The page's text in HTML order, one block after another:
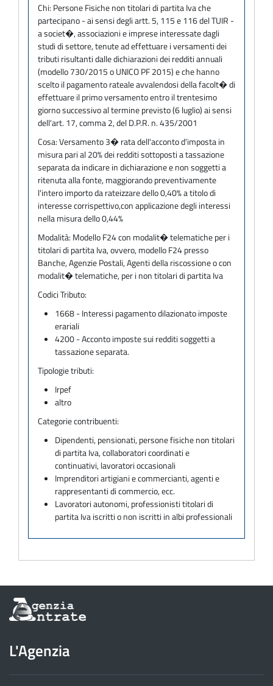
Chi: Persone Fisiche non titolari di partita Iva che
partecipano - ai sensi degli artt. 5, 115 e 116 del TUIR -
a societ�, associazioni e imprese interessate dagli
studi di settore, tenute ad effettuare i versamenti dei
tributi risultanti dalle dichiarazioni dei redditi annuali
(modello 730/2015 o UNICO PF 2015) e che hanno
scelto il pagamento rateale avvalendosi della facolt� di
effettuare il primo versamento entro il trentesimo
giorno successivo al termine previsto (6 luglio) ai sensi
dell'art. 17, comma 2, del D.P.R. n. 435/2001
Cosa:Versamento 3� rata dell'acconto d'imposta in
misura pari al 20% dei redditi sottoposti a tassazione
separata da indicare in dichiarazione e non soggetti a
ritenuta alla fonte, maggiorando preventivamente
l'intero importo da rateizzare dello 0,40% a titolo di
interesse corrispettivo,con applicazione degli interessi
nella misura dello 0,44%
Modalità: Modello F24 con modalit� telematiche per i
titolari di partita Iva, ovvero, modello F24 presso
Banche, Agenzie Postali, Agenti della riscossione o con
modalit� telematiche, per i non titolari di partita Iva
Codici Tributo:
1668 - Interessi pagamento dilazionato imposte
erariali
4200 - Acconto imposte sui redditi soggetti a
tassazione separata.
Tipologie tributi:
Irpef
altro
Categorie contribuenti:
Dipendenti, pensionati, persone fisiche non titolari
di partita Iva, collaboratori coordinati e
continuativi, lavoratori occasionali
Imprenditori artigiani e commercianti, agenti e
rappresentanti di commercio, ecc.
Lavoratori autonomi, professionisti titolari di
partita Iva iscritti o non iscritti in albi professionali
Informazioni
sul
dell'Agenzia
delle
Entrate
L'Agenzia